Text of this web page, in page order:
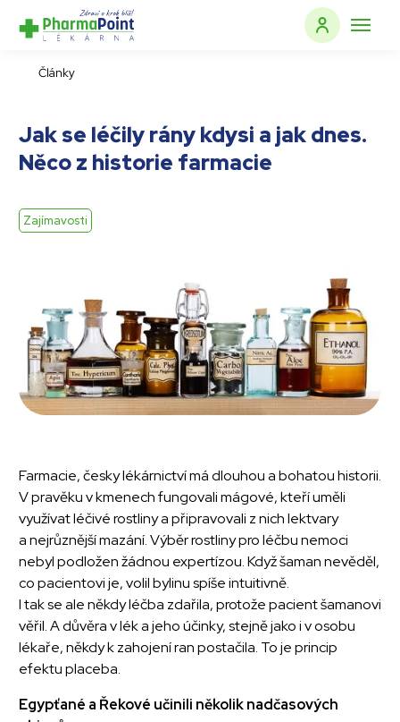
Články
Jak se léčily rány kdysi a jak dnes.
Něco z historie farmacie
Zajímavosti
Farmacie, česky lékárnictví má dlouhou a bohatou historii.
V pravěku v kmenech fungovali mágové, kteří uměli
využívat léčivé rostliny a připravovali z nich lektvary
a nejrůznější mazání. Výběr rostliny pro léčbu nemoci
nebyl podložen žádnou expertízou. Když šaman nevěděl,
co pacientovi je, volil bylinu spíše intuitivně.
I tak se ale někdy léčba zdařila, protože pacient šamanovi
věřil. A důvěra v lék a jeho účinky, stejně jako i v osobu
lékaře, někdy k zahojení ran postačila. To je princip
efektu placeba.
Egypťané a Řekové učinili několik nadčasových